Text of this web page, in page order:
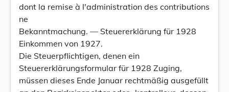
dont la remise à l'administration des contributions
ne
Bekanntmachung. — Steuererklärung für 1928
Einkommen von 1927.
Die Steuerpflichtigen, denen ein
Steuererklärungsformular für 1928 Zuging,
müssen dieses Ende Januar rechtmäßig ausgefüllt